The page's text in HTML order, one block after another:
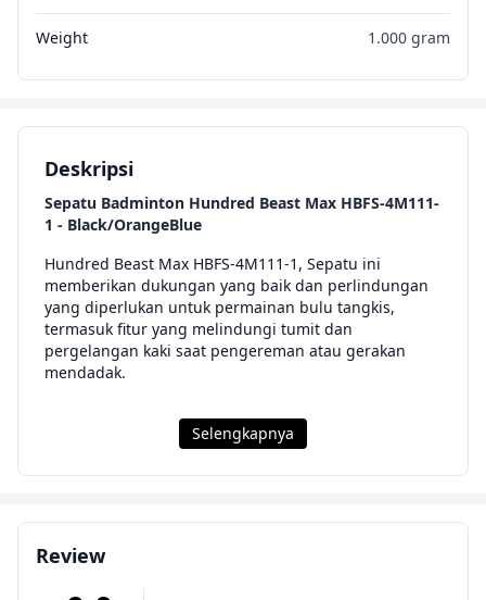
Weight 1.000 gram
Deskripsi
Sepatu Badminton Hundred Beast Max HBFS-4M111-
1 - Black/OrangeBlue
Hundred Beast Max HBFS-4M111-1, Sepatu ini
memberikan dukungan yang baik dan perlindungan
yang diperlukan untuk permainan bulu tangkis,
termasuk fitur yang melindungi tumit dan
pergelangan kaki saat pengereman atau gerakan
mendadak.
Selengkapnya
Review